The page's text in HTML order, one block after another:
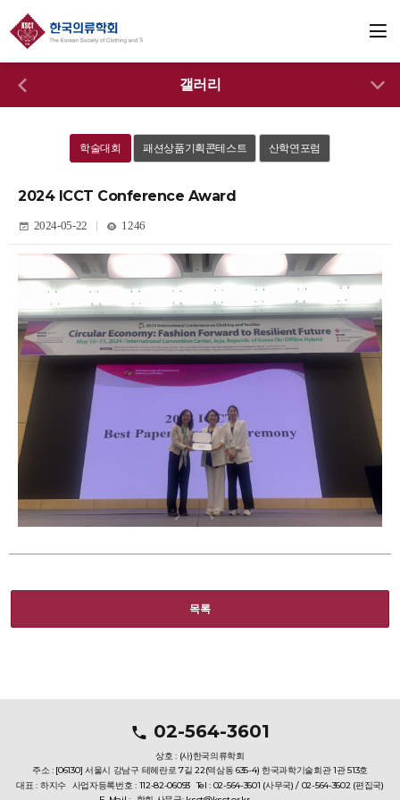
갤러리
학술대회 패션상품기획콘테스트 산학연포럼
2024 ICCT Conference Award
2024-05-22 1246
목록
02-564-3601
상호 : (사)한국의류학회
주소 : [06130] 서울시 강남구 테헤란로 7길 22(역삼동 635-4) 한국과학기술회관 1관 513호
대표 : 하지수 사업자등록번호 : 112-82-06093 Tel : 02-564-3601 (사무국) / 02-564-3602 (편집국)